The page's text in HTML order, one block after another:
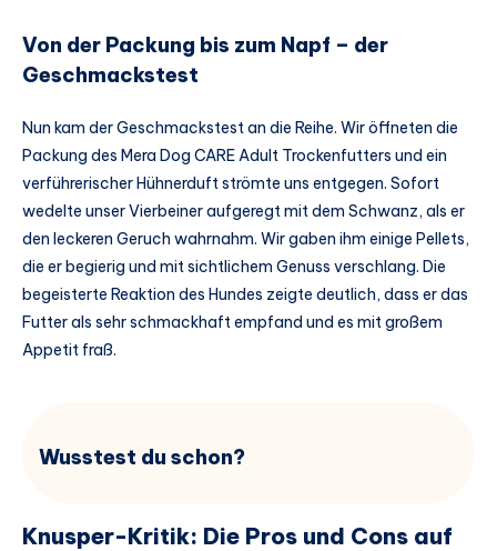
Von der Packung bis zum Napf – der
Geschmackstest
Nun kam der Geschmackstest an die Reihe. Wir öffneten die
Packung des Mera Dog CARE Adult Trockenfutters und ein
verführerischer Hühnerduft strömte uns entgegen. Sofort
wedelte unser Vierbeiner aufgeregt mit dem Schwanz, als er
den leckeren Geruch wahrnahm. Wir gaben ihm einige Pellets,
die er begierig und mit sichtlichem Genuss verschlang. Die
begeisterte Reaktion des Hundes zeigte deutlich, dass er das
Futter als sehr schmackhaft empfand und es mit großem
Appetit fraß.
Wusstest du schon?
Knusper-Kritik: Die Pros und Cons auf